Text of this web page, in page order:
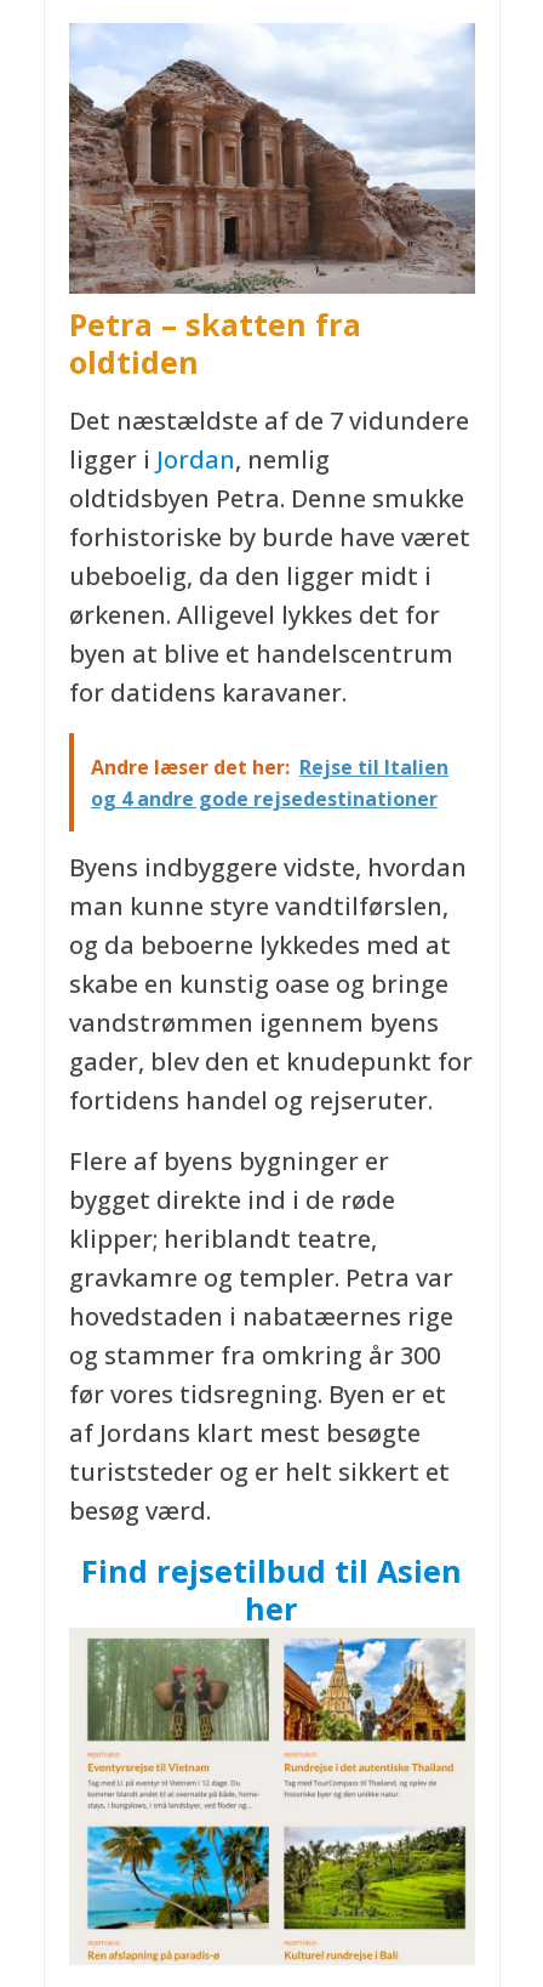
Petra – skatten fra
oldtiden
Det næstældste af de 7 vidundere
ligger i Jordan, nemlig
oldtidsbyen Petra. Denne smukke
forhistoriske by burde have været
ubeboelig, da den ligger midt i
ørkenen. Alligevel lykkes det for
byen at blive et handelscentrum
for datidens karavaner.
Andre læser det her: Rejse til Italien
og 4 andre gode rejsedestinationer
Byens indbyggere vidste, hvordan
man kunne styre vandtilførslen,
og da beboerne lykkedes med at
skabe en kunstig oase og bringe
vandstrømmen igennem byens
gader, blev den et knudepunkt for
fortidens handel og rejseruter.
Flere af byens bygninger er
bygget direkte ind i de røde
klipper; heriblandt teatre,
gravkamre og templer. Petra var
hovedstaden i nabatæernes rige
og stammer fra omkring år 300
før vores tidsregning. Byen er et
af Jordans klart mest besøgte
turiststeder og er helt sikkert et
besøg værd.
Find rejsetilbud til Asien
her